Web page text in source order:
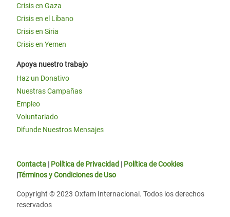
Crisis en Gaza
Crisis en el Líbano
Crisis en Siria
Crisis en Yemen
Apoya nuestro trabajo
Haz un Donativo
Nuestras Campañas
Empleo
Voluntariado
Difunde Nuestros Mensajes
Contacta | Política de Privacidad | Política de Cookies
|Términos y Condiciones de Uso
Copyright © 2023 Oxfam Internacional. Todos los derechos
reservados